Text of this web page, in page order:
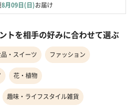
8月09日(日)お届け
トを相手の好みに合わせて選ぶ
・スイーツ ファッション
花・植物
趣味・ライフスタイル雑貨